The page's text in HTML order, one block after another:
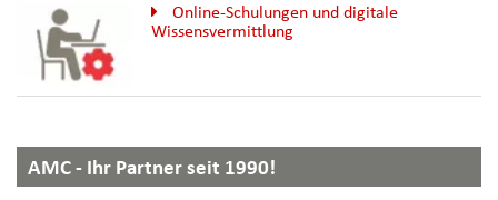
Online-Schulungen und digitale
Wissensvermittlung
AMC - Ihr Partner seit 1990!